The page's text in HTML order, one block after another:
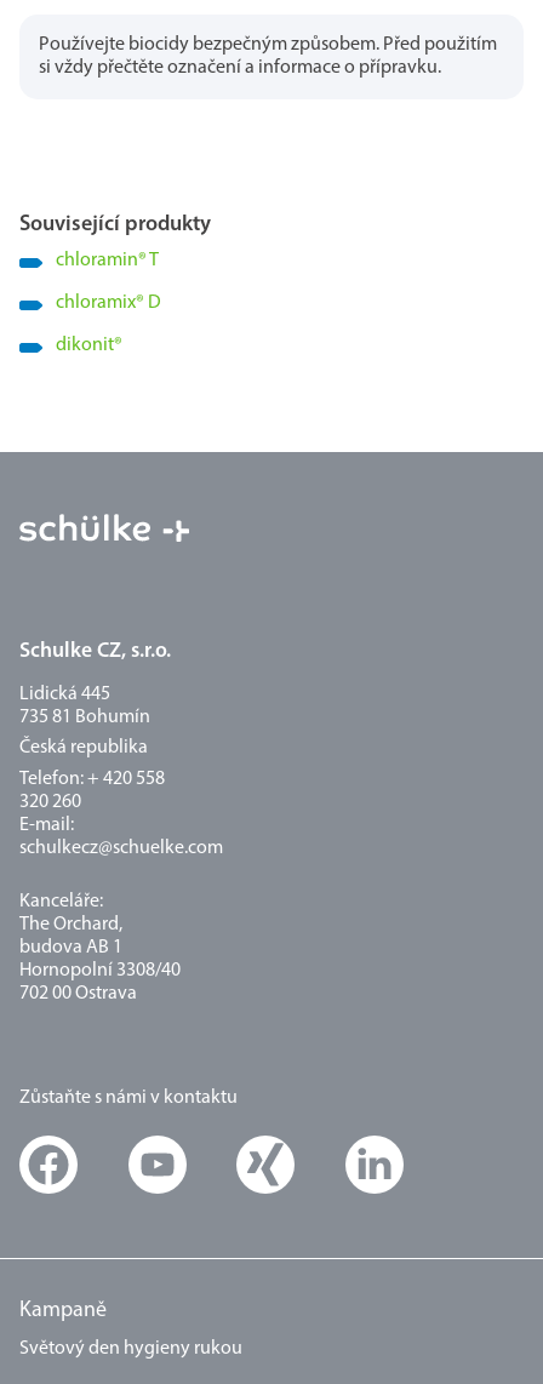
Používejte biocidy bezpečným způsobem. Před použitím
si vždy přečtěte označení a informace o přípravku.
Související produkty
chloramin®T
chloramix® D
dikonit®
Schulke CZ, s.r.o.
Lidická 445
735 81 Bohumín
Česká republika
Telefon: + 420 558
320 260
E-mail:
schulkecz@schuelke.com
Kanceláře:
The Orchard,
budova AB 1
Hornopolní 3308/40
702 00 Ostrava
Zůstaňte s námi v kontaktu
Kampaně
Světový den hygieny rukou